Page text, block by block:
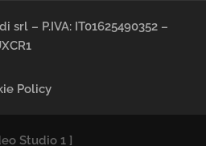
srl – P.IVA: IT01625490352 –
Policy
Studio 1]